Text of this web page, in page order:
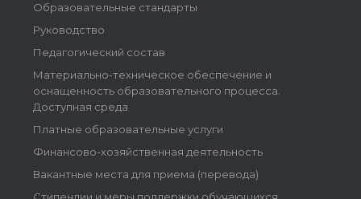
Образовательные стандарты
Руководство
Педагогический состав
Материально-техническое обеспечение и
оснащенность образовательного процесса.
Доступная среда
Платные образовательные услуги
Финансово-хозяйственная деятельность
Вакантные места для приема (перевода)